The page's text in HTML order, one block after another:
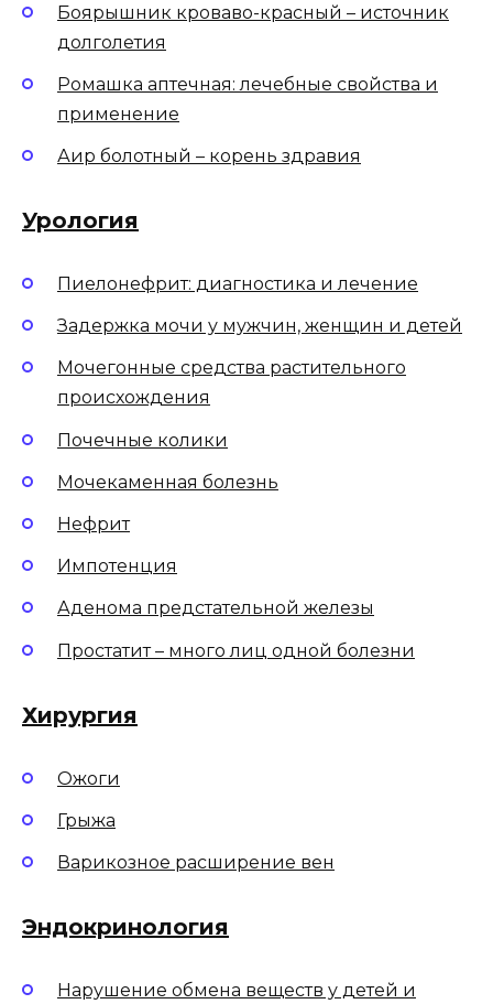
Боярышник кроваво-красный – источник
долголетия
Ромашка аптечная: лечебные свойства и
применение
Аир болотный – корень здравия
Урология
Пиелонефрит: диагностика и лечение
Задержка мочи у мужчин, женщин и детей
Мочегонные средства растительного
происхождения
Почечные колики
Мочекаменная болезнь
Нефрит
Импотенция
Аденома предстательной железы
Простатит – много лиц одной болезни
Хирургия
Ожоги
Грыжа
Варикозное расширение вен
Эндокринология
Нарушение обмена веществ у детей и